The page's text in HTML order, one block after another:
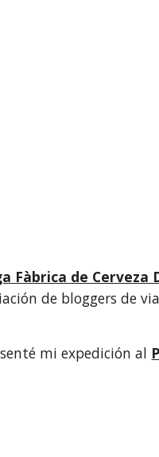
Fàbrica de Cerveza
de bloggers de
mi expedición al